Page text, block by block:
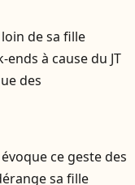
de sa fille
à cause du JT
des
ce geste des
sa fille